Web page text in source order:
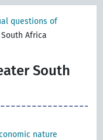
questions of
Africa
South
nature